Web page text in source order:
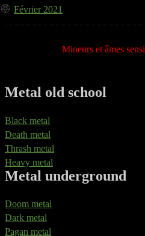
Février 2021
Mineurs et âmes
Metal old school
Black metal
Death metal
Thrash metal
Heavy metal
Metal underground
Doom metal
Dark metal
Pagan metal